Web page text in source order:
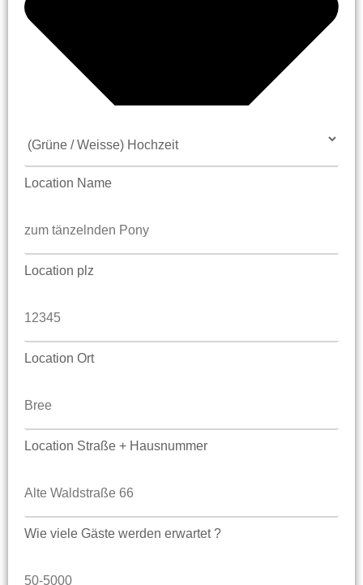
Location Name
Location plz
Location Ort
Location Straße + Hausnummer
Wie viele Gäste werden erwartet ?